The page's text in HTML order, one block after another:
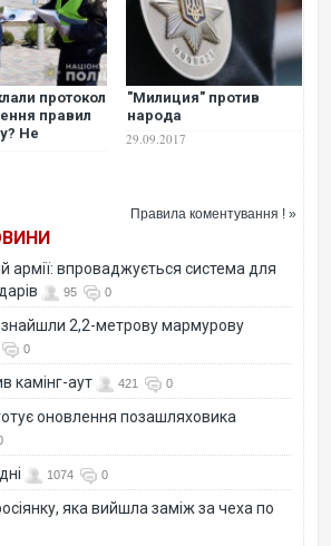
протокол
правил
Не
поради
"Милиция" против
народа
29.09.2017
Правила коментування ! »
армії: впроваджується система для
95 0
знайшли 2,2-метрову мармурову
0
камінг-аут 421 0
оновлення позашляховика
1074 0
яка вийшла заміж за чеха по